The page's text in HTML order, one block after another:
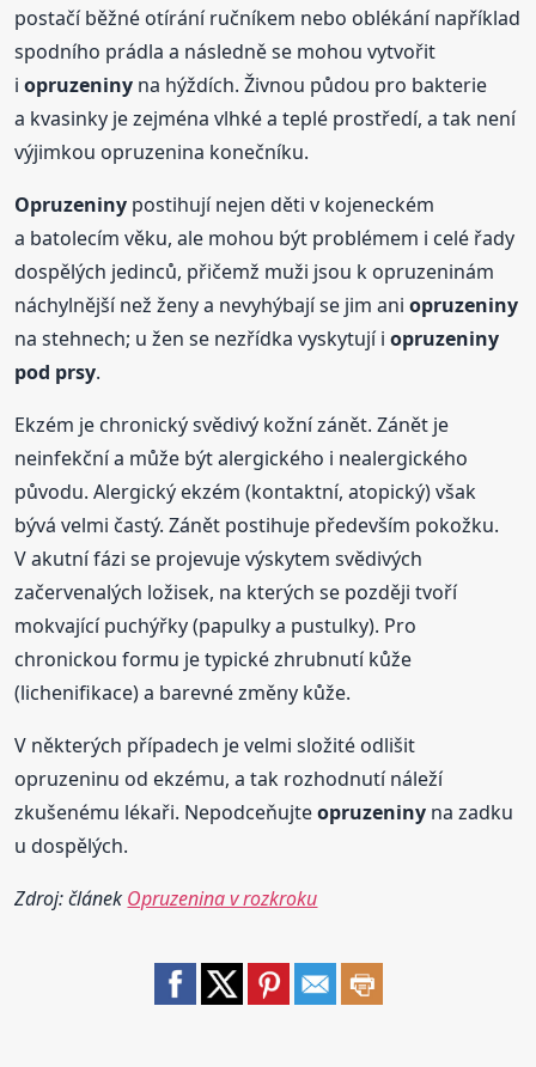
postačí běžné otírání ručníkem nebo oblékání například
spodního prádla a následně se mohou vytvořit
iopruzeniny na hýždích. Živnou půdou pro bakterie
a kvasinky je zejména vlhké a teplé prostředí, a tak není
výjimkou opruzenina konečníku.
Opruzeniny postihují nejen děti v kojeneckém
a batolecím věku, ale mohou být problémem i celé řady
dospělých jedinců, přičemž muži jsou k opruzeninám
náchylnější než ženy a nevyhýbají se jim aniopruzeniny
na stehnech; u žen se nezřídka vyskytují iopruzeniny
pod prsy.
Ekzém je chronický svědivý kožní zánět. Zánět je
neinfekční a může být alergického i nealergického
původu. Alergický ekzém (kontaktní, atopický) však
bývá velmi častý. Zánět postihuje především pokožku.
V akutní fázi se projevuje výskytem svědivých
začervenalých ložisek, na kterých se později tvoří
mokvající puchýřky (papulky a pustulky). Pro
chronickou formu je typické zhrubnutí kůže
(lichenifikace) a barevné změny kůže.
V některých případech je velmi složité odlišit
opruzeninu od ekzému, a tak rozhodnutí náleží
zkušenému lékaři. Nepodceňujteopruzeniny na zadku
u dospělých.
Zdroj: článek Opruzenina v rozkroku